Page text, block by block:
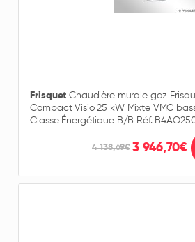
Frisquet Chaudière murale gaz
Compact Visio 25 kW Mixte VMC
Classe Énergétique B/B Réf.
4 138,69€ 3 946,70€